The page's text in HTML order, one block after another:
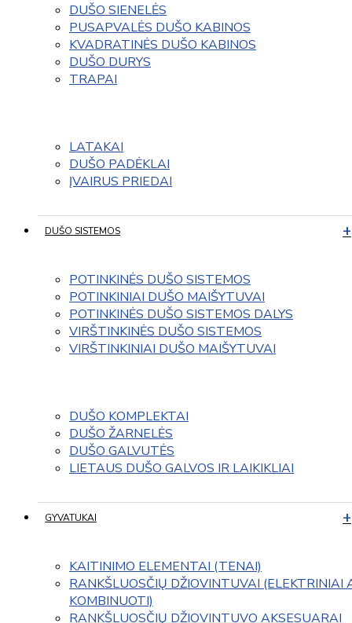
DUŠO SIENELĖS
PUSAPVALĖS DUŠO KABINOS
KVADRATINĖS DUŠO KABINOS
DUŠO DURYS
TRAPAI
LATAKAI
DUŠO PADĖKLAI
ĮVAIRUS PRIEDAI
DUŠO SISTEMOS
POTINKINĖS DUŠO SISTEMOS
POTINKINIAI DUŠO MAIŠYTUVAI
POTINKINĖS DUŠO SISTEMOS DALYS
VIRŠTINKINĖS DUŠO SISTEMOS
VIRŠTINKINIAI DUŠO MAIŠYTUVAI
DUŠO KOMPLEKTAI
DUŠO ŽARNELĖS
DUŠO GALVUTĖS
LIETAUS DUŠO GALVOS IR LAIKIKLIAI
GYVATUKAI
KAITINIMO ELEMENTAI (TENAI)
RANKŠLUOSČIŲ DŽIOVINTUVAI (ELEKTRINIAI
KOMBINUOTI)
RANKŠLUOSČIŲ DŽIOVINTUVO AKSESUARAI